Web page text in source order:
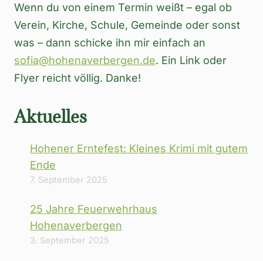
Wenn du von einem Termin weißt – egal ob
Verein, Kirche, Schule, Gemeinde oder sonst
was – dann schicke ihn mir einfach an
sofia@hohenaverbergen.de. Ein Link oder
Flyer reicht völlig. Danke!
Aktuelles
Hohener Erntefest: Kleines Krimi mit gutem
Ende
7. September 2025
25 Jahre Feuerwehrhaus
Hohenaverbergen
3. September 2025